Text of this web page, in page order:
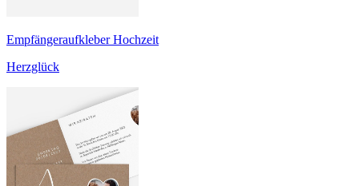
Empfängeraufkleber Hochzeit
Herzglück